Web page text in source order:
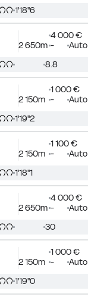
1'18''6
4 000 €
2 650m -
Auto
8.8
1 000 €
2 150m - Auto
1'19''2
1 100 €
2 150m - Auto
1'18''1
4 000 €
2 650m -
Auto
30
1 000 €
2 150m - Auto
1'19''0